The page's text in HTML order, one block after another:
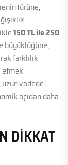
türüne,
150 TL ile 250
büyüklüğüne,
farklılık
etmek
vadede
açıdan daha
DIKKAT